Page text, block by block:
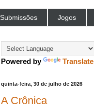
Submissões Jogos
Powered by Translate
quinta-feira, 30 de julho de 2026
A Crônica